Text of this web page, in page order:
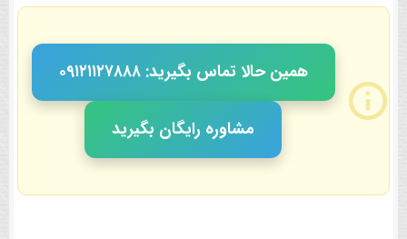
همین حالا تماس بگیرید: ٠٩١٢١١٢٧٨٨٨
مشاوره رایگان بگیرید